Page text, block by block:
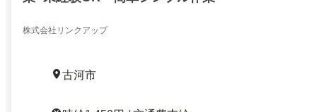
株式会社リンクアップ
古河市